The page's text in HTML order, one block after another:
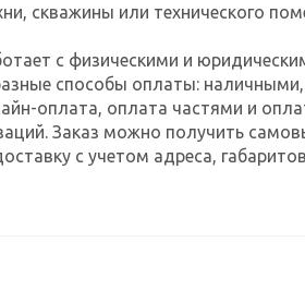
скважины или технического
с физическими и
способы оплаты: наличными,
оплата, оплата частями и
Заказ можно получить
с учетом адреса,